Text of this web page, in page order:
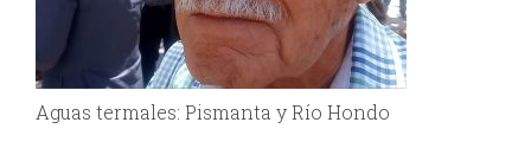
Aguas termales: Pismanta y Río Hondo